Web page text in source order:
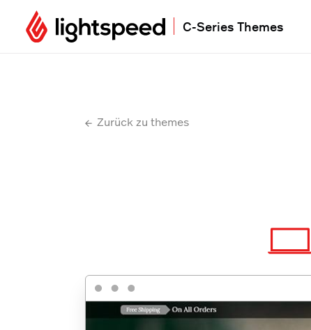
C-Series Themes
Zurück zu themes